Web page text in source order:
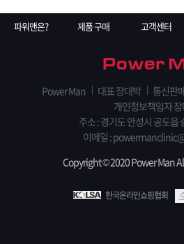
파워맨은? 제품 구매 고객센터
Power Man 대표 장대박
통신판
개인정보책임자
주소 : 경기도 안성시 공도읍
이메일 :
Copyright © 2020 Power Man
한국온라인쇼핑협회